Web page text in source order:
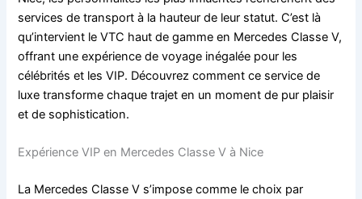
services de transport à la hauteur de leur statut. C’est là
qu’intervient le VTC haut de gamme en Mercedes Classe V,
offrant une expérience de voyage inégalée pour les
célébrités et les VIP. Découvrez comment ce service de
luxe transforme chaque trajet en un moment de pur plaisir
et de sophistication.
Expérience VIP en Mercedes Classe V à Nice
La Mercedes Classe V s’impose comme le choix par